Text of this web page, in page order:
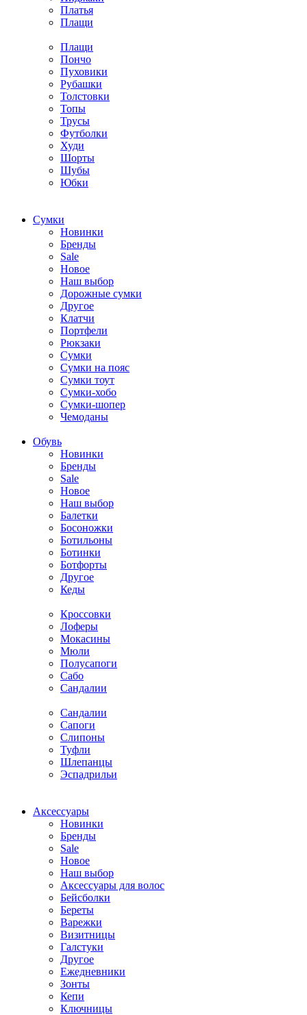
Платья
Плащи
Плащи
Пончо
Пуховики
Рубашки
Толстовки
Топы
Трусы
Футболки
Худи
Шорты
Шубы
Юбки
Cумки
Новинки
Бренды
Sale
Новое
Наш выбор
Дорожные сумки
Другое
Клатчи
Портфели
Рюкзаки
Сумки
Сумки на пояс
Сумки тоут
Сумки-хобо
Сумки-шопер
Чемоданы
Обувь
Новинки
Бренды
Sale
Новое
Наш выбор
Балетки
Босоножки
Ботильоны
Ботинки
Ботфорты
Другое
Кеды
Кроссовки
Лоферы
Мокасины
Мюли
Полусапоги
Сабо
Сандалии
Сандалии
Сапоги
Слипоны
Туфли
Шлепанцы
Эспадрильи
Аксессуары
Новинки
Бренды
Sale
Новое
Наш выбор
Аксессуары для волос
Бейсболки
Береты
Варежки
Визитницы
Галстуки
Другое
Ежедневники
Зонты
Кепи
Ключницы